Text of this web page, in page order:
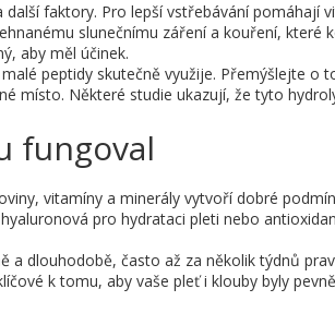
faktory. Pro lepší vstřebávání pomáhají
slunečnímu záření a kouření, které
aby měl účinek.
peptidy skutečně využije. Přemýšlejte o
místo. Některé studie ukazují, že tyto
fungoval
vitamíny a minerály vytvoří dobré
pro hydrataci pleti nebo
a dlouhodobě, často až za několik týdnů
k tomu, aby vaše pleť i klouby byly